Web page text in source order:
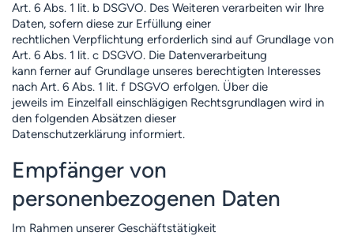
Art. 6 Abs. 1 lit. b DSGVO. Des Weiteren verarbeiten wir Ihre
Daten, sofern diese zur Erfüllung einer
rechtlichen Verpflichtung erforderlich sind auf Grundlage von
Art. 6 Abs. 1 lit. c DSGVO. Die Datenverarbeitung
kann ferner auf Grundlage unseres berechtigten Interesses
nach Art. 6 Abs. 1 lit. f DSGVO erfolgen. Über die
jeweils im Einzelfall einschlägigen Rechtsgrundlagen wird in
den folgenden Absätzen dieser
Datenschutzerklärung informiert.
Empfänger von
personenbezogenen Daten
Im Rahmen unserer Geschäftstätigkeit